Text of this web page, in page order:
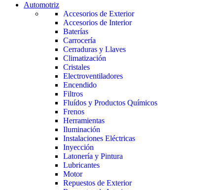
Automotriz
Accesorios de Exterior
Accesorios de Interior
Baterías
Carrocería
Cerraduras y Llaves
Climatización
Cristales
Electroventiladores
Encendido
Filtros
Fluídos y Productos Químicos
Frenos
Herramientas
Iluminación
Instalaciones Eléctricas
Inyección
Latonería y Pintura
Lubricantes
Motor
Repuestos de Exterior